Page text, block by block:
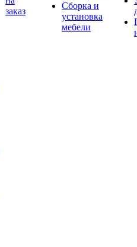
заказ
Сборка и
установка
мебели